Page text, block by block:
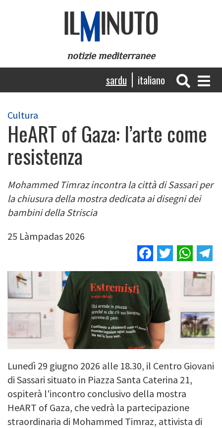
notizie mediterranee
Navigazione
principale
sardu italiano
Cultura
HeART of Gaza: l’arte come
resistenza
Mohammed Timraz incontra la città di Sassari per
la chiusura della mostra dedicata ai disegni dei
bambini della Striscia
25 Làmpadas 2026
Facebook
Twitter
Lunedì 29 giugno 2026 alle 18.30, il Centro Giovani
di Sassari situato in Piazza Santa Caterina 21,
ospiterà l'incontro conclusivo della mostra
HeART of Gaza, che vedrà la partecipazione
straordinaria di Mohammed Timraz, attivista di